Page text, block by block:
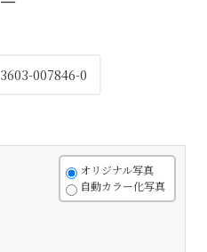
3603-007846-0
オリジナル写真
自動カラー化写真